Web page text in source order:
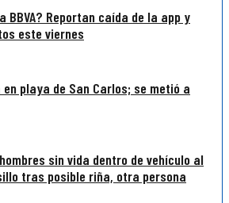
BBVA? Reportan caída de la app y
este viernes
playa de San Carlos; se metió a
sin vida dentro de vehículo al
tras posible riña, otra persona